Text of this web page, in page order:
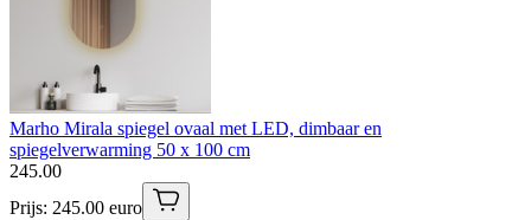
Marho Mirala spiegel ovaal met LED, dimbaar en
spiegelverwarming 50 x 100 cm
245.00
Prijs: 245.00 euro